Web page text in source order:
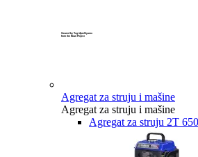
Created by Yogi Aprelliyanto
from the Noun Project
Agregat za struju i mašine
Agregat za struju i mašine
Agregat za struju 2T